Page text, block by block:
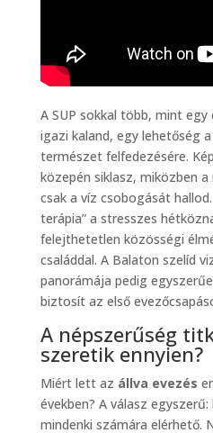
A SUP sokkal több, mint
igazi kaland, egy lehetőség
természet felfedezésére.
közepén siklasz, miközben
csak a víz csobogását
terápia” a stresszes
felejthetetlen közösségi
családdal. A Balaton szelíd
panorámája pedig
biztosít az első
A népszerűség
szeretik ennyien?
Miért lett az állva evezés
években? A válasz
mindenki számára elérhető.